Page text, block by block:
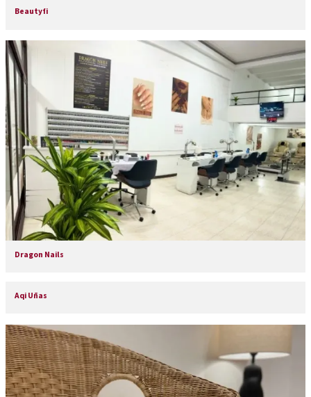
Beautyfi
Dragon Nails
Aqi Uñas